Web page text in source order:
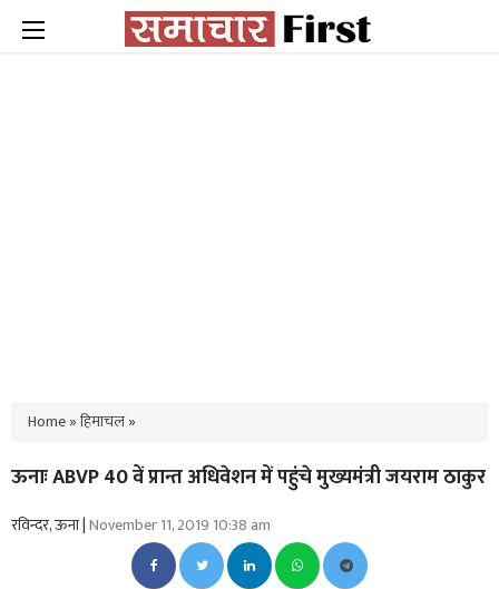
Home»हिमाचल»
ऊनाः ABVP 40 वें प्रान्त अधिवेशन में पहुंचे मुख्यमंत्री जयराम ठाकुर
रविन्दर, ऊना |November 11, 2019 10:38 am